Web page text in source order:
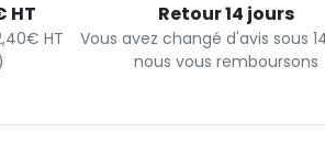
HT
HT
Retour 14 jours
Vous avez changé d'avis sous
nous vous remboursons